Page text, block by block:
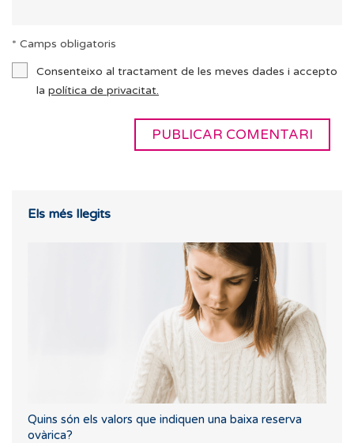
* Camps obligatoris
Consenteixo al tractament de les meves dades i accepto
la política de privacitat.
Els més llegits
Quins són els valors que indiquen una baixa reserva
ovàrica?